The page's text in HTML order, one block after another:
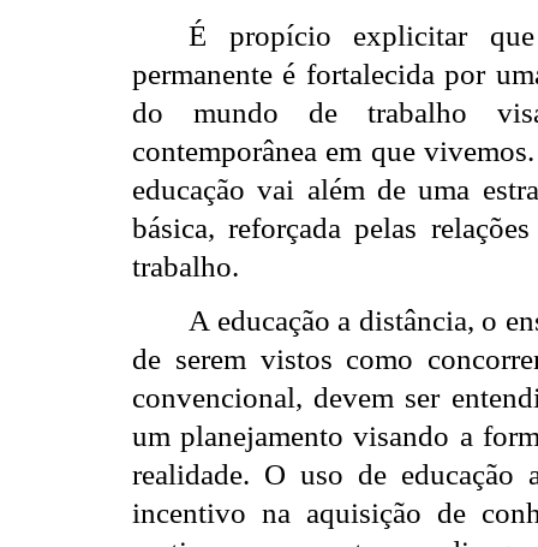
É propício explicitar que
permanente é fortalecida por
do mundo de trabalho
contemporânea em que
educação vai além de uma
básica, reforçada pelas
trabalho.
A educação a distância, o
de serem vistos como
convencional, devem ser
um planejamento visando a
realidade. O uso de educação
incentivo na aquisição de